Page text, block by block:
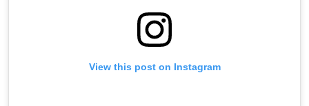
View this post on Instagram